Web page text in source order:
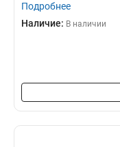
Подробнее
Наличие: В наличии